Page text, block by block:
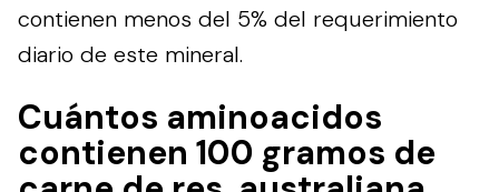
contienen menos del 5% del requerimiento
diario de este mineral.
Cuántos aminoacidos
contienen 100 gramos de